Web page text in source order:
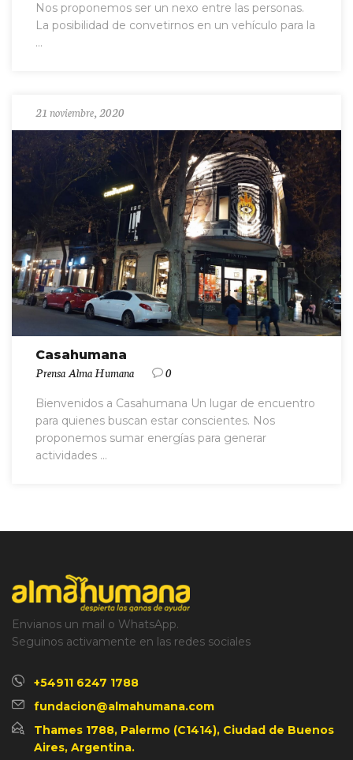
Nos proponemos ser un nexo entre las personas.
La posibilidad de convetirnos en un vehículo para la
...
21 noviembre, 2020
Casahumana
Prensa Alma Humana 0
Bienvenidos a Casahumana Un lugar de encuentro
para quienes buscan estar conscientes. Nos
proponemos sumar energías para generar
actividades ...
Envianos un mail o WhatsApp.
Seguinos activamente en las redes sociales
+54911 6247 1788
fundacion@almahumana.com
Thames 1788, Palermo (C1414), Ciudad de Buenos
Aires, Argentina.